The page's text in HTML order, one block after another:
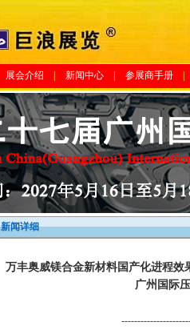
展会介绍 新闻中心 参展商手册|
新闻详细
万丰奥威镁合金新材料国产化进程效
广州国际